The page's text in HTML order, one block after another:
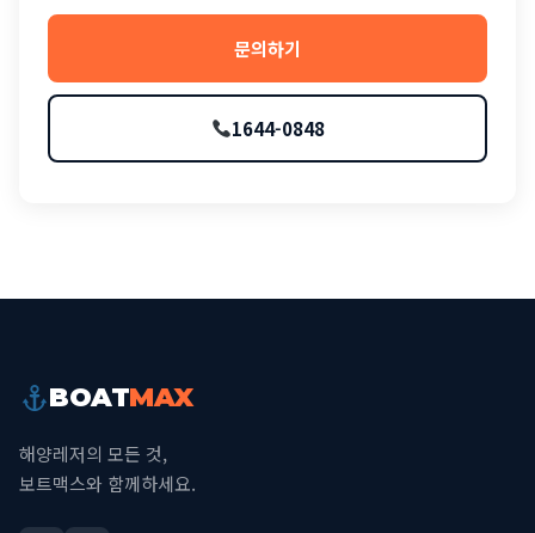
문의하기
1644-0848
BOATMAX
해양레저의 모든 것,
보트맥스와 함께하세요.